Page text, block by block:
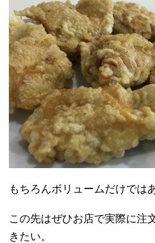
もちろんボリュームだけでは
この先はぜひお店で実際に注
きたい。